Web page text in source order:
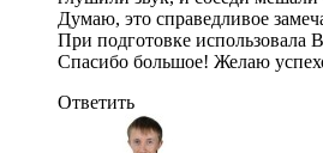
Думаю, это справедливое
При подготовке использовала
Спасибо большое! Желаю
Ответить